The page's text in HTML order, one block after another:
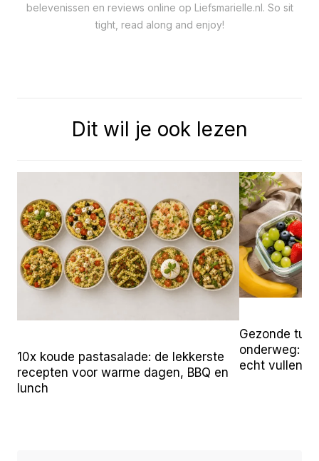
belevenissen en reviews online op Liefsmarielle.nl. So sit
tight, read along and enjoy!
Dit wil je ook lezen
10x koude pastasalade: de lekkerste
recepten voor warme dagen, BBQ en
lunch
Gezonde
onderweg:
echt vullen